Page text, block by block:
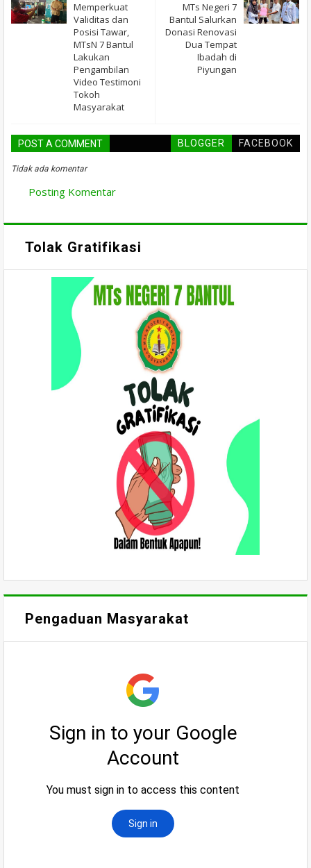
MTs Negeri 7
Bantul Salurkan
Donasi Renovasi
Dua Tempat
Ibadah di
Piyungan
Memperkuat
Validitas dan
Posisi Tawar,
MTsN 7 Bantul
Lakukan
Pengambilan
Video Testimoni
Tokoh
Masyarakat
POST A COMMENT BLOGGER FACEBOOK
Tidak ada komentar
Posting Komentar
Tolak Gratifikasi
Pengaduan Masyarakat